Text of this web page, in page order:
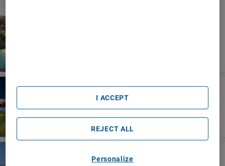
Olive Garden Hotel
Personalize
REJECT ALL
I ACCEPT